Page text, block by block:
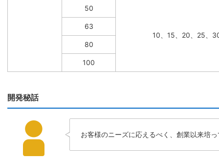
50
10、15、20、25、
63
80
100
開発秘話
お客様のニーズに応えるべく、創業以来培